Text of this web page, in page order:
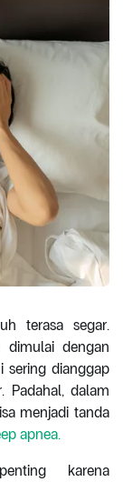
terasa segar.
dimulai dengan
sering dianggap
Padahal, dalam
menjadi tanda
apnea.
karena